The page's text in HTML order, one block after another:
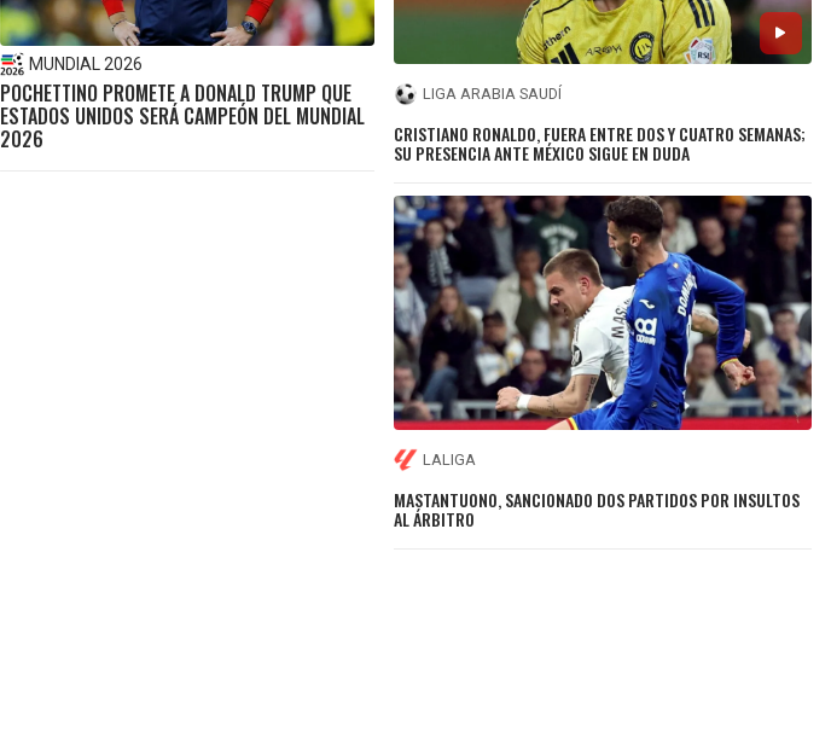
MUNDIAL 2026
POCHETTINO PROMETE A DONALD TRUMP QUE
ESTADOS UNIDOS SERÁ CAMPEÓN DEL MUNDIAL
2026
LIGA ARABIA SAUDÍ
CRISTIANO RONALDO, FUERA ENTRE DOS Y CUATRO SEMANAS;
SU PRESENCIA ANTE MÉXICO SIGUE EN DUDA
LALIGA
MASTANTUONO, SANCIONADO DOS PARTIDOS POR INSULTOS
AL ÁRBITRO